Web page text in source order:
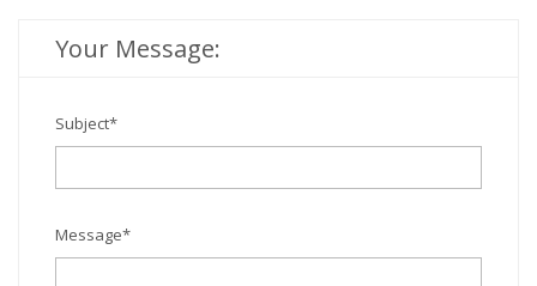
Your Message:
Subject*
Message*